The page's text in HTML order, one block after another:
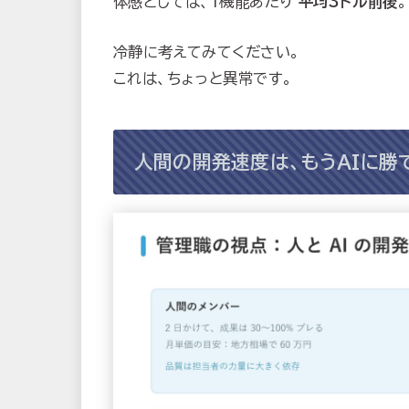
冷静に考えてみてください。
これは、ちょっと異常です。
人間の開発速度は、もうAIに勝